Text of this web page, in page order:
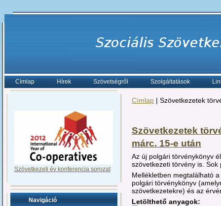
Címlap Hírek Szövetségről Szolgáltatások
Szövetkezeti év konferencia sorozat
Navigáció
Címlap | Szövetkezetek
Szövetkezetek
márc. 15-e után
Az új polgári törvénykönyv
szövetkezeti törvény is.
Mellékletben megtalálható
polgári törvénykönyv
szövetkezetekre) és az
Letölthető anyagok: